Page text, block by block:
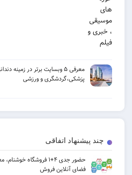
معرفی ۵ وبسایت برتر در زمینه دندانپزشکی،
پزشکی،گردشگری و ورزشی
اتفاقی
حضور جدی ۴+۱ فروشگاه خوشنام، معروف و قدرتمند در
فضای آنلاین فروش